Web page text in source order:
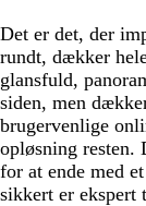
Det er det, der
rundt, dækker
glansfuld,
siden, men
brugervenlige
opløsning resten.
for at ende med
sikkert er ekspert